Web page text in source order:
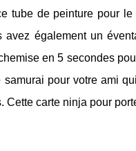
tube de peinture pour
avez également un
en 5 secondes
pour votre ami
Cette carte ninja pour